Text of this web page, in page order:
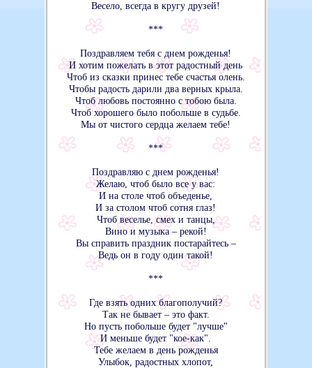
Весело, всегда в кругу друзей!
***
Поздравляем тебя с днем рожденья!
И хотим пожелать в этот радостный день
Чтоб из сказки принес тебе счастья олень.
Чтобы радость дарили два верных крыла.
Чтоб любовь постоянно с тобою была.
Чтоб хорошего было побольше в судьбе.
Мы от чистого сердца желаем тебе!
***
Поздравляю с днем рожденья!
Желаю, чтоб было все у вас:
И на столе чтоб объеденье,
И за столом чтоб сотня глаз!
Чтоб веселье, смех и танцы,
Вино и музыка – рекой!
Вы справить праздник постарайтесь –
Ведь он в году один такой!
***
Где взять одних благополучий?
Так не бывает – это факт.
Но пусть побольше будет "лучше"
И меньше будет "кое-как".
Тебе желаем в день рожденья
Улыбок, радостных хлопот,